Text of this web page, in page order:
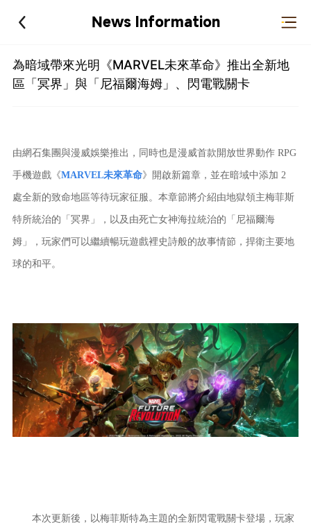
News Information
為暗域帶來光明《MARVEL未來革命》推出全新地
區「冥界」與「尼福爾海姆」、閃電戰關卡
由網石集團與漫威娛樂推出，同時也是漫威首款開放世界動作 RPG
手機遊戲《MARVEL未來革命》開啟新篇章，並在暗域中添加 2
處全新的致命地區等待玩家征服。本章節將介紹由地獄領主梅菲斯
特所統治的「冥界」，以及由死亡女神海拉統治的「尼福爾海
姆」，玩家們可以繼續暢玩遊戲裡史詩般的故事情節，捍衛主要地
球的和平。
本次更新後，以梅菲斯特為主題的全新閃電戰關卡登場，玩家